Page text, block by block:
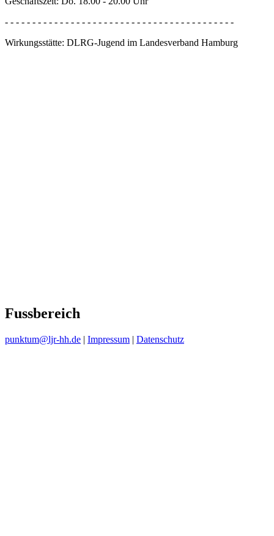
- - - - - - - - - - - - - - - - - - - - - - - - - - - - - - - - - - - - - - - - - -
Wirkungsstätte: DLRG-Jugend im Landesverband Hamburg
Fussbereich
punktum@ljr-hh.de | Impressum | Datenschutz